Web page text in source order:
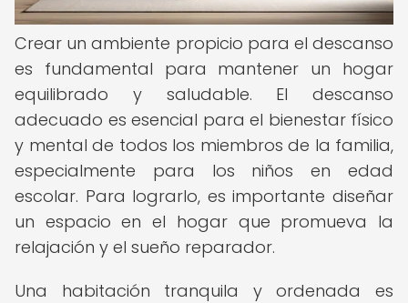
Crear un ambiente propicio para el descanso
es fundamental para mantener un hogar
equilibrado y saludable. El descanso
adecuado es esencial para el bienestar físico
y mental de todos los miembros de la familia,
especialmente para los niños en edad
escolar. Para lograrlo, es importante diseñar
un espacio en el hogar que promueva la
relajación y el sueño reparador.
Una habitación tranquila y ordenada es